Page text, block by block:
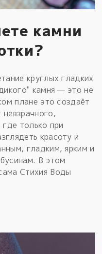
камни
круглых гладких
камня — это не
плане это создаёт
только при
красоту и
гладким, ярким и
В этом
Стихия Воды